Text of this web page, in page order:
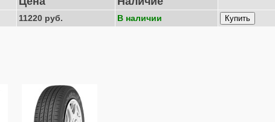
11220 руб. В наличии